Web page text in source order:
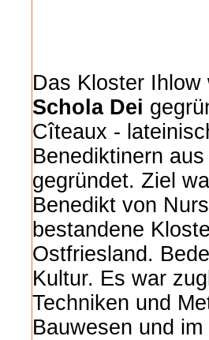
Das Kloster
Schola Dei
Cîteaux -
Benediktinern
gegründet. Ziel
Benedikt von
bestandene
Ostfriesland.
Kultur. Es war
Techniken und
Bauwesen und